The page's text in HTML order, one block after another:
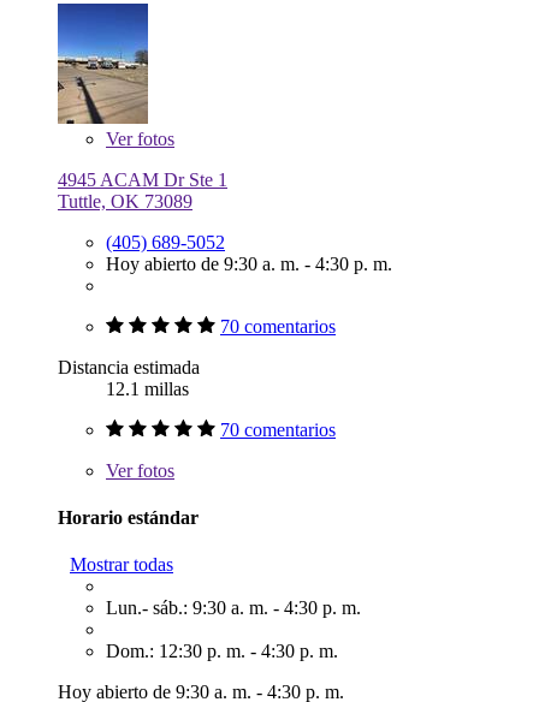
Verfotos
4945 ACAM Dr Ste 1
Tuttle, OK 73089
(405) 689-5052
Hoy abierto de 9:30 a. m. - 4:30 p. m.
70 comentarios
Distancia estimada
12.1 millas
70 comentarios
Verfotos
Horario estándar
Mostrar todas
Lun.- sáb.: 9:30 a. m. - 4:30 p. m.
Dom.: 12:30 p. m. - 4:30 p. m.
Hoy abierto de 9:30 a. m. - 4:30 p. m.